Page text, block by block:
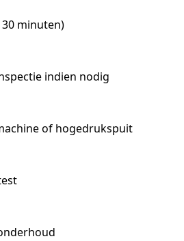
minuten)
indien nodig
of hogedrukspuit